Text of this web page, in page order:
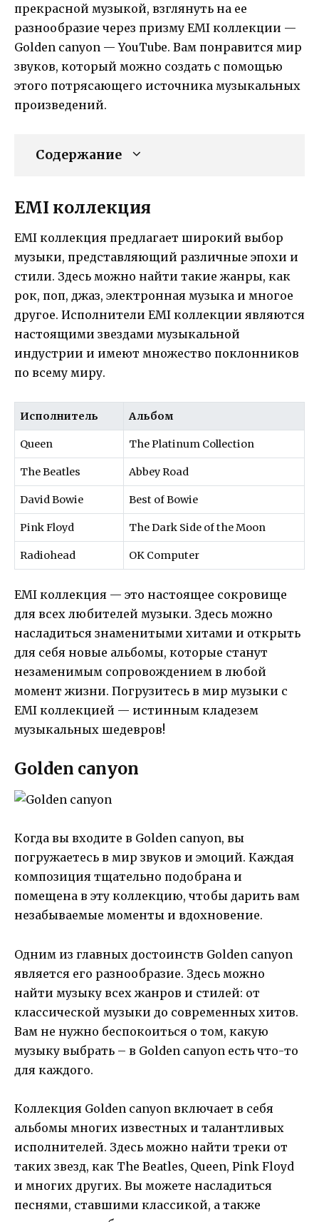
прекрасной музыкой, взглянуть на ее
разнообразие через призму EMI коллекции —
Golden canyon — YouTube. Вам понравится мир
звуков, который можно создать с помощью
этого потрясающего источника музыкальных
произведений.
Содержание
EMI коллекция
EMI коллекция предлагает широкий выбор
музыки, представляющий различные эпохи и
стили. Здесь можно найти такие жанры, как
рок, поп, джаз, электронная музыка и многое
другое. Исполнители EMI коллекции являются
настоящими звездами музыкальной
индустрии и имеют множество поклонников
по всему миру.
Исполнитель Альбом
Queen The Platinum Collection
The Beatles Abbey Road
David Bowie Best of Bowie
Pink Floyd The Dark Side of the Moon
Radiohead OK Computer
EMI коллекция — это настоящее сокровище
для всех любителей музыки. Здесь можно
насладиться знаменитыми хитами и открыть
для себя новые альбомы, которые станут
незаменимым сопровождением в любой
момент жизни. Погрузитесь в мир музыки с
EMI коллекцией — истинным кладезем
музыкальных шедевров!
Golden canyon
Когда вы входите в Golden canyon, вы
погружаетесь в мир звуков и эмоций. Каждая
композиция тщательно подобрана и
помещена в эту коллекцию, чтобы дарить вам
незабываемые моменты и вдохновение.
Одним из главных достоинств Golden canyon
является его разнообразие. Здесь можно
найти музыку всех жанров и стилей: от
классической музыки до современных хитов.
Вам не нужно беспокоиться о том, какую
музыку выбрать – в Golden canyon есть что-то
для каждого.
Коллекция Golden canyon включает в себя
альбомы многих известных и талантливых
исполнителей. Здесь можно найти треки от
таких звезд, как The Beatles, Queen, Pink Floyd
и многих других. Вы можете насладиться
песнями, ставшими классикой, а также